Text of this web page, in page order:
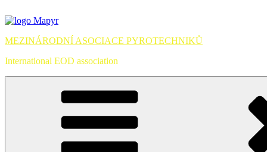
k
webu
MEZINÁRODNÍ ASOCIACE PYROTECHNIKŮ
International EOD association